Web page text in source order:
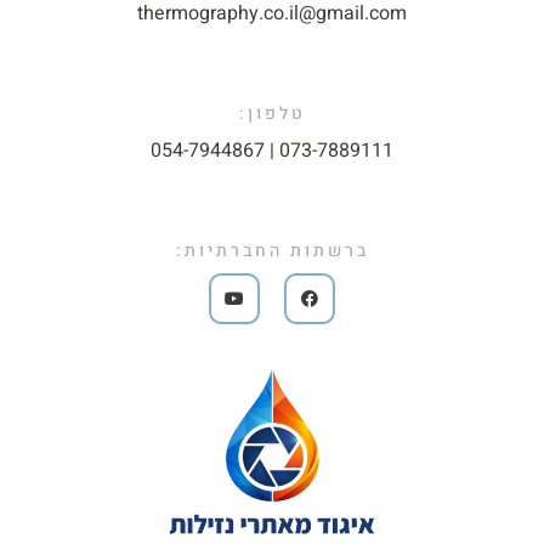
thermography.co.il@gmail.com​
טלפון:
073-7889111 | 054-7944867​
ברשתות החברתיות: